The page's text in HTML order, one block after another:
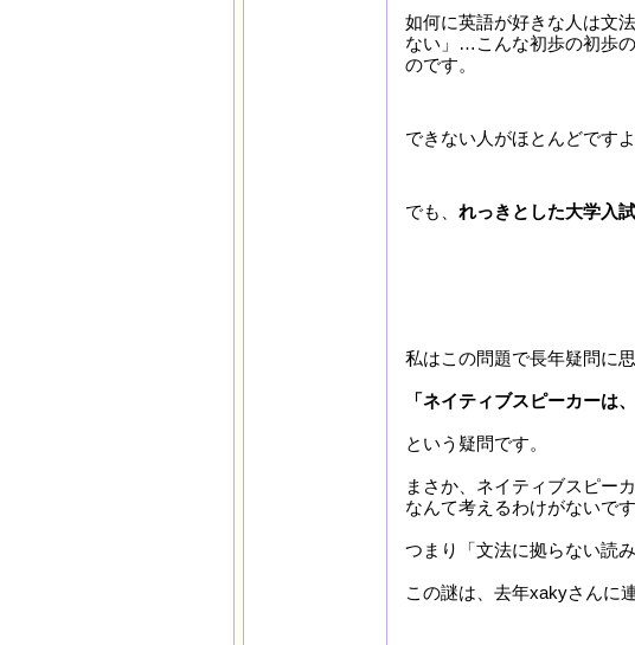
如何に英語が好きな人は文
ない」…こんな初歩の初歩
のです。
できない人がほとんどです
でも、 れっきとした大学入
私はこの問題で長年疑問に
「ネイティブスピーカーは
という疑問です。
まさか、ネイティブスピー
なんて考えるわけがないです
つまり「文法に拠らない読
この謎は、去年xakyさんに